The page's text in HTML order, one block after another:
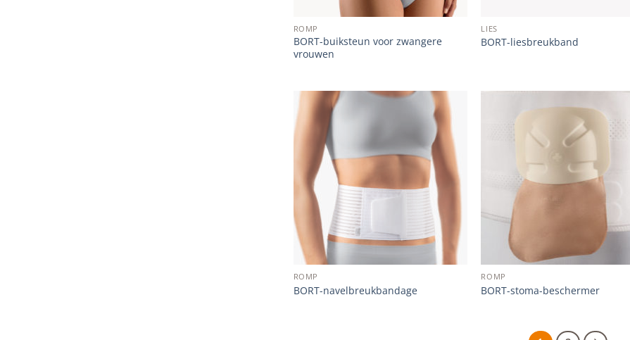
ROMP
BORT-buiksteun voor zwangere
vrouwen
LIES
BORT-liesbreukband
wishlist
ROMP
BORT-navelbreukbandage
ROMP
BORT-stoma-beschermer